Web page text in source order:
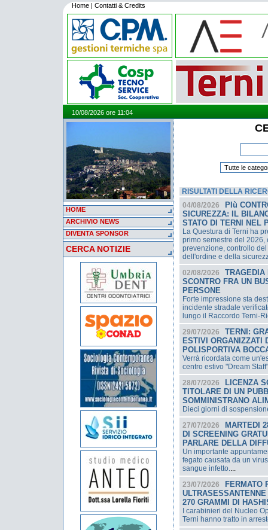
Home | Contatti & Credits
10/08/2026 ore 11:04
HOME
ARCHIVIO NEWS
DIVENTA SPONSOR
CERCA NOTIZIE
RISULTATI DELLA
04/08/2026
PIù
SICUREZZA: IL
STATO DI TERNI NEL
La Questura di Terni ha
primo semestre del
prevenzione, controllo
dell'ordine e della
02/08/2026
TRAGEDIA
SCONTRO FRA UN
PERSONE
Forte impressione sta
incidente stradale
lungo il Raccordo Terni-
29/07/2026
TERNI:
ESTIVI ORGANIZZATI
POLISPORTIVA
Verrà ricordata come
centro estivo "Dream
28/07/2026
LICENZA
TITOLARE DI UN
SOMMINISTRANO
Dieci giorni di
27/07/2026
MARTEDI
DI SCREENING
PARLARE DELLA
Un importante
fegato causata da un
sangue infetto....
23/07/2026
FERMATO
270 GRAMMI DI
I carabinieri del Nucleo
Terni hanno tratto in